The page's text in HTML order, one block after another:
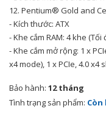
12. Pentium® Gold and
- Kích thước: ATX
- Khe cắm RAM: 4 khe (Tối
- Khe cắm mở rộng: 1 x
x4 mode), 1 x PCIe, 4.0 x4
Bảo hành: 12 tháng
Tình trạng sản phẩm: Còn